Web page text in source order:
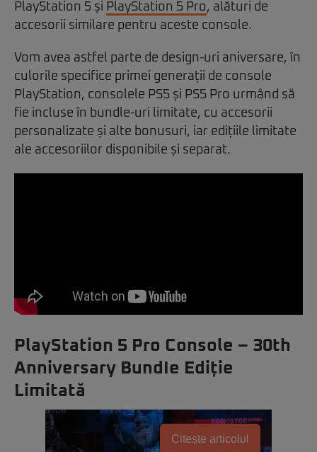
PlayStation 5 și PlayStation 5 Pro, alături de
accesorii similare pentru aceste console.
Vom avea astfel parte de design-uri aniversare, în
culorile specifice primei generații de console
PlayStation, consolele PS5 și PS5 Pro urmând să
fie incluse în bundle-uri limitate, cu accesorii
personalizate și alte bonusuri, iar edițiile limitate
ale accesoriilor disponibile și separat.
PlayStation 5 Pro Console – 30th
Anniversary BundIe Ediție
Limitată
Citește articolul